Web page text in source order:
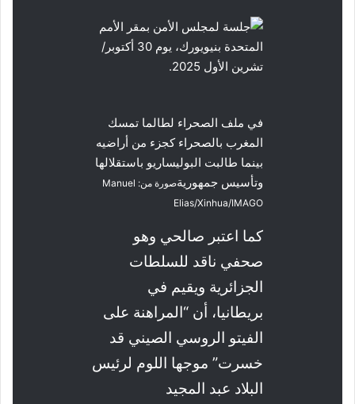
في ملف الصحراء لطالما تمسك
المغرب بالصحراء كجزء من أراضيه
بينما طالبت البوليساريو باستقلالها
وتأسيس جمهورية
صورة من: Manuel
Elias/Xinhua/IMAGO
كما اعتبر صالحي وهو
صحفي ناقد للسلطات
الجزائرية ويقيم في
بريطانيا، أن “المراهنة على
الفيتو الروسي الصيني قد
خسرت” موجها اللوم لرئيس
البلاد عبد المجيد